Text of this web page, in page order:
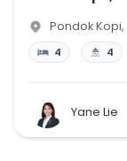
Pondok Kopi,
4 4
Yane Lie